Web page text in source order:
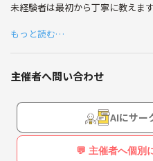
未経験者は最初から丁寧に教えます
もっと読む…
主催者へ問い合わせ
AIにサー
💬 主催者へ個別